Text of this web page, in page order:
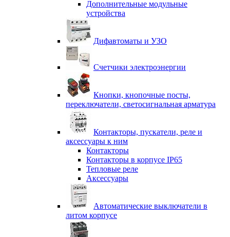
Дополнительные модульные
устройства
Дифавтоматы и УЗО
Счетчики электроэнергии
Кнопки, кнопочные посты,
переключатели, светосигнальная арматура
Контакторы, пускатели, реле и
аксессуары к ним
Контакторы
Контакторы в корпусе IP65
Тепловые реле
Аксессуары
Автоматические выключатели в
литом корпусе